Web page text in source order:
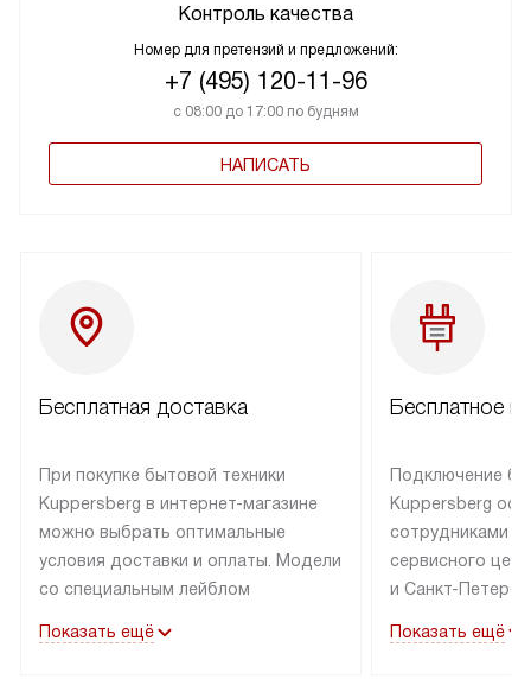
Контроль качества
Номер для претензий и предложений:
+7 (495) 120-11-96
с 08:00 до 17:00 по будням
НАПИСАТЬ
Бесплатная доставка
При покупке бытовой техники
Kuppersberg в интернет-магазине
можно выбрать оптимальные
условия доставки и оплаты. Модели
со специальным лейблом
в пределах МКАД до подъезда,
Показать ещё
Бесплатное
Подключение
Kuppersberg
сотрудниками
сервисного
и Санкт-
подключается к
Показать ещё